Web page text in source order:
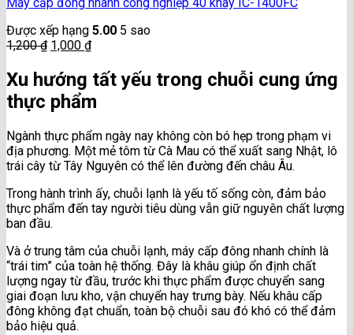
Được xếp hạng 5.00 5 sao
1,200₫ 1,000 ₫
Xu hướng tất yếu trong chuỗi cung ứng
thực phẩm
Ngành thực phẩm ngày nay không còn bó hẹp trong phạm vi
địa phương. Một mẻ tôm từ Cà Mau có thể xuất sang Nhật, lô
trái cây từ Tây Nguyên có thể lên đường đến châu Âu.
Trong hành trình ấy, chuỗi lạnh là yếu tố sống còn, đảm bảo
thực phẩm đến tay người tiêu dùng vẫn giữ nguyên chất lượng
ban đầu.
Và ở trung tâm của chuỗi lạnh, máy cấp đông nhanh chính là
“trái tim” của toàn hệ thống. Đây là khâu giúp ổn định chất
lượng ngay từ đầu, trước khi thực phẩm được chuyển sang
giai đoạn lưu kho, vận chuyển hay trưng bày. Nếu khâu cấp
đông không đạt chuẩn, toàn bộ chuỗi sau đó khó có thể đảm
bảo hiệu quả.